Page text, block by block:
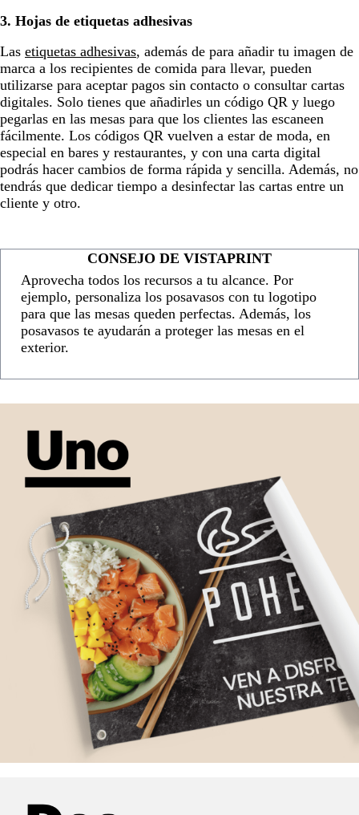
3. Hojas de etiquetas adhesivas
Las etiquetas adhesivas, además de para añadir tu imagen de
marca a los recipientes de comida para llevar, pueden
utilizarse para aceptar pagos sin contacto o consultar cartas
digitales. Solo tienes que añadirles un código QR y luego
pegarlas en las mesas para que los clientes las escaneen
fácilmente. Los códigos QR vuelven a estar de moda, en
especial en bares y restaurantes, y con una carta digital
podrás hacer cambios de forma rápida y sencilla. Además, no
tendrás que dedicar tiempo a desinfectar las cartas entre un
cliente y otro.
CONSEJO DE VISTAPRINT
Aprovecha todos los recursos a tu alcance. Por
ejemplo, personaliza los posavasos con tu logotipo
para que las mesas queden perfectas. Además, los
posavasos te ayudarán a proteger las mesas en el
exterior.